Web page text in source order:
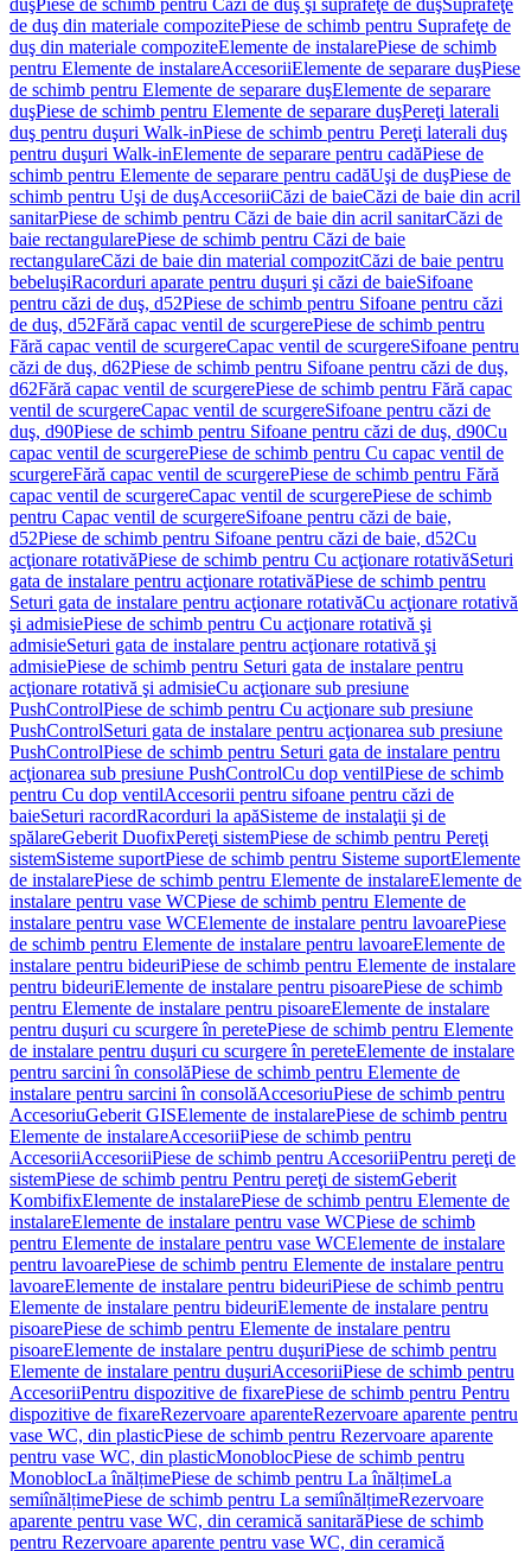
duşPiese de schimb pentru Căzi de duş şi suprafeţe de duşSuprafeţe
de duş din materiale compozitePiese de schimb pentru Suprafeţe de
duş din materiale compoziteElemente de instalarePiese de schimb
pentru Elemente de instalareAccesoriiElemente de separare duşPiese
de schimb pentru Elemente de separare duşElemente de separare
duşPiese de schimb pentru Elemente de separare duşPereţi laterali
duş pentru duşuri Walk-inPiese de schimb pentru Pereţi laterali duş
pentru duşuri Walk-inElemente de separare pentru cadăPiese de
schimb pentru Elemente de separare pentru cadăUşi de duşPiese de
schimb pentru Uşi de duşAccesoriiCăzi de baieCăzi de baie din acril
sanitarPiese de schimb pentru Căzi de baie din acril sanitarCăzi de
baie rectangularePiese de schimb pentru Căzi de baie
rectangulareCăzi de baie din material compozitCăzi de baie pentru
bebeluşiRacorduri aparate pentru duşuri şi căzi de baieSifoane
pentru căzi de duş, d52Piese de schimb pentru Sifoane pentru căzi
de duş, d52Fără capac ventil de scurgerePiese de schimb pentru
Fără capac ventil de scurgereCapac ventil de scurgereSifoane pentru
căzi de duş, d62Piese de schimb pentru Sifoane pentru căzi de duş,
d62Fără capac ventil de scurgerePiese de schimb pentru Fără capac
ventil de scurgereCapac ventil de scurgereSifoane pentru căzi de
duş, d90Piese de schimb pentru Sifoane pentru căzi de duş, d90Cu
capac ventil de scurgerePiese de schimb pentru Cu capac ventil de
scurgereFără capac ventil de scurgerePiese de schimb pentru Fără
capac ventil de scurgereCapac ventil de scurgerePiese de schimb
pentru Capac ventil de scurgereSifoane pentru căzi de baie,
d52Piese de schimb pentru Sifoane pentru căzi de baie, d52Cu
acţionare rotativăPiese de schimb pentru Cu acţionare rotativăSeturi
gata de instalare pentru acţionare rotativăPiese de schimb pentru
Seturi gata de instalare pentru acţionare rotativăCu acţionare rotativă
şi admisiePiese de schimb pentru Cu acţionare rotativă şi
admisieSeturi gata de instalare pentru acţionare rotativă şi
admisiePiese de schimb pentru Seturi gata de instalare pentru
acţionare rotativă şi admisieCu acţionare sub presiune
PushControlPiese de schimb pentru Cu acţionare sub presiune
PushControlSeturi gata de instalare pentru acţionarea sub presiune
PushControlPiese de schimb pentru Seturi gata de instalare pentru
acţionarea sub presiune PushControlCu dop ventilPiese de schimb
pentru Cu dop ventilAccesorii pentru sifoane pentru căzi de
baieSeturi racordRacorduri la apăSisteme de instalaţii şi de
spălareGeberit DuofixPereţi sistemPiese de schimb pentru Pereţi
sistemSisteme suportPiese de schimb pentru Sisteme suportElemente
de instalarePiese de schimb pentru Elemente de instalareElemente de
instalare pentru vase WCPiese de schimb pentru Elemente de
instalare pentru vase WCElemente de instalare pentru lavoarePiese
de schimb pentru Elemente de instalare pentru lavoareElemente de
instalare pentru bideuriPiese de schimb pentru Elemente de instalare
pentru bideuriElemente de instalare pentru pisoarePiese de schimb
pentru Elemente de instalare pentru pisoareElemente de instalare
pentru duşuri cu scurgere în peretePiese de schimb pentru Elemente
de instalare pentru duşuri cu scurgere în pereteElemente de instalare
pentru sarcini în consolăPiese de schimb pentru Elemente de
instalare pentru sarcini în consolăAccesoriuPiese de schimb pentru
AccesoriuGeberit GISElemente de instalarePiese de schimb pentru
Elemente de instalareAccesoriiPiese de schimb pentru
AccesoriiAccesoriiPiese de schimb pentru AccesoriiPentru pereţi de
sistemPiese de schimb pentru Pentru pereţi de sistemGeberit
KombifixElemente de instalarePiese de schimb pentru Elemente de
instalareElemente de instalare pentru vase WCPiese de schimb
pentru Elemente de instalare pentru vase WCElemente de instalare
pentru lavoarePiese de schimb pentru Elemente de instalare pentru
lavoareElemente de instalare pentru bideuriPiese de schimb pentru
Elemente de instalare pentru bideuriElemente de instalare pentru
pisoarePiese de schimb pentru Elemente de instalare pentru
pisoareElemente de instalare pentru duşuriPiese de schimb pentru
Elemente de instalare pentru duşuriAccesoriiPiese de schimb pentru
AccesoriiPentru dispozitive de fixarePiese de schimb pentru Pentru
dispozitive de fixareRezervoare aparenteRezervoare aparente pentru
vase WC, din plasticPiese de schimb pentru Rezervoare aparente
pentru vase WC, din plasticMonoblocPiese de schimb pentru
MonoblocLa înălțimePiese de schimb pentru La înălțimeLa
semiînălțimePiese de schimb pentru La semiînălțimeRezervoare
aparente pentru vase WC, din ceramică sanitarăPiese de schimb
pentru Rezervoare aparente pentru vase WC, din ceramică